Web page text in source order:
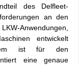
des Delfleet-
an den
Anwendungen,
entwickelt
ist für den
eine genaue